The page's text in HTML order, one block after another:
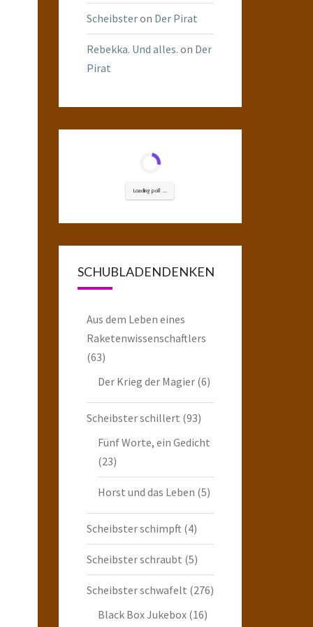
Scheibsteron Der Pirat
Rebekka. Und alles. on Der
Pirat
Loading poll ...
SCHUBLADENDENKEN
Aus dem Leben eines
Raketenwissenschaftlers
(63)
Der Krieg der Magier(6)
Scheibster schillert (93)
Fünf Worte, ein Gedicht
(23)
Horst und das Leben (5)
Scheibster schimpft (4)
Scheibster schraubt (5)
Scheibster schwafelt (276)
Black Box Jukebox(16)